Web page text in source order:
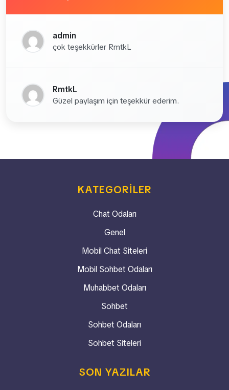
admin
çok teşekkürler RmtkL
RmtkL
Güzel paylaşım için teşekkür ederim.
KATEGORILER
Chat Odaları
Genel
Mobil Chat Siteleri
Mobil Sohbet Odaları
Muhabbet Odaları
Sohbet
Sohbet Odaları
Sohbet Siteleri
SON YAZILAR